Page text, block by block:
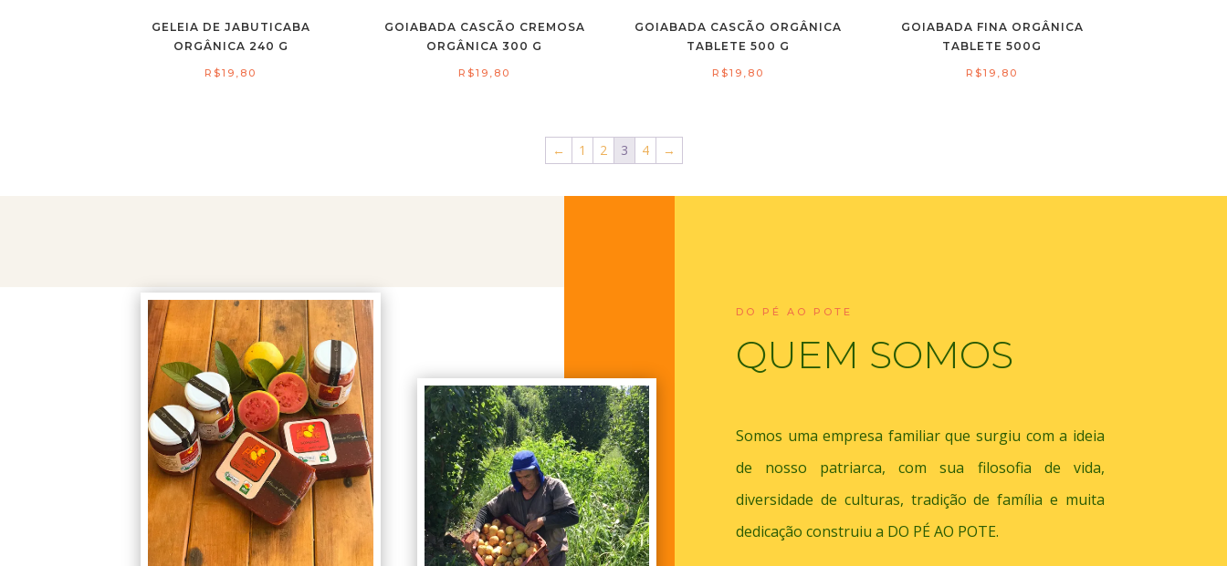
GELEIA DE JABUTICABA
ORGÂNICA 240 G
R$19,80
GOIABADA CASCÃO CREMOSA
ORGÂNICA 300 G
R$19,80
GOIABADA CASCÃO ORGÂNICA
TABLETE 500 G
R$19,80
GOIABADA FINA ORGÂNICA
TABLETE 500G
R$19,80
← 1 2 3 4 →
DO PÉ AO POTE
QUEM SOMOS
Somos uma empresa familiar que surgiu com a ideia
de nosso patriarca, com sua filosofia de vida,
diversidade de culturas, tradição de família e muita
dedicação construiu a DO PÉ AO POTE.